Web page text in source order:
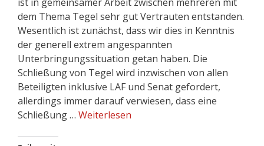
dem Thema Tegel sehr gut Vertrauten entstanden.
Wesentlich ist zunächst, dass wir dies in Kenntnis
der generell extrem angespannten
Unterbringungssituation getan haben. Die
Schließung von Tegel wird inzwischen von allen
Beteiligten inklusive LAF und Senat gefordert,
allerdings immer darauf verwiesen, dass eine
Schließung … Weiterlesen